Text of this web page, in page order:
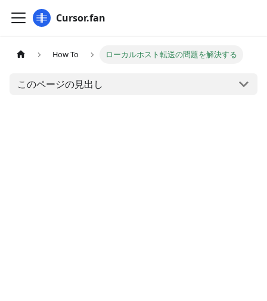
Cursor.fan
How To ローカルホスト転送の問題を解決する
このページの見出し